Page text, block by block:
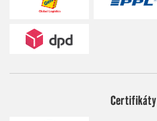
Certifikáty